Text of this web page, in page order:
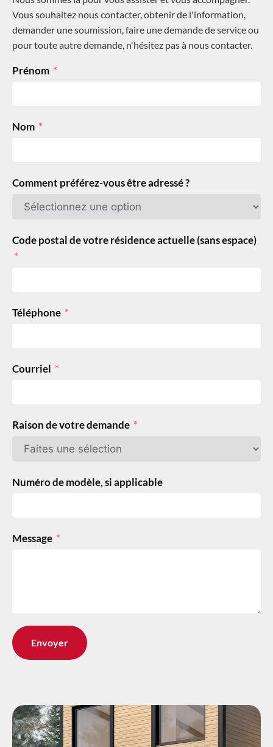
Vous souhaitez nous contacter, obtenir de l'information,
demander une soumission, faire une demande de service ou
pour toute autre demande, n'hésitez pas à nous contacter.
Prénom
Nom
Comment préférez-vous être adressé ?
Code postal de votre résidence actuelle (sans espace)
Téléphone
Courriel
Raison de votre demande
Numéro de modèle, si applicable
Message
Envoyer